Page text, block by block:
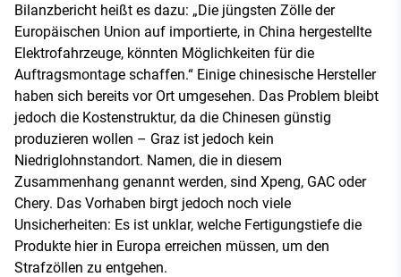
Bilanzbericht heißt es dazu: „Die jüngsten Zölle der
Europäischen Union auf importierte, in China hergestellte
Elektrofahrzeuge, könnten Möglichkeiten für die
Auftragsmontage schaffen.“ Einige chinesische Hersteller
haben sich bereits vor Ort umgesehen. Das Problem bleibt
jedoch die Kostenstruktur, da die Chinesen günstig
produzieren wollen – Graz ist jedoch kein
Niedriglohnstandort. Namen, die in diesem
Zusammenhang genannt werden, sind Xpeng, GAC oder
Chery. Das Vorhaben birgt jedoch noch viele
Unsicherheiten: Es ist unklar, welche Fertigungstiefe die
Produkte hier in Europa erreichen müssen, um den
Strafzöllen zu entgehen.